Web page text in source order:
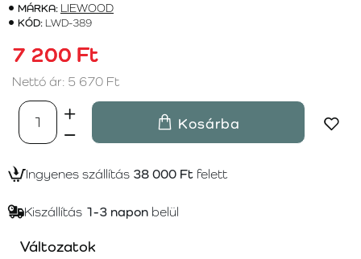
MÁRKA: LIEWOOD
KÓD: LWD-389
7 200 Ft
Nettó ár: 5 670 Ft
Kosárba
Ingyenes szállítás 38 000 Ft felett
Kiszállítás 1-3 napon belül
Változatok